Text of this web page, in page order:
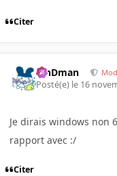
Citer
RinDman
Posté(e) le 16
Je dirais windows non
rapport avec :/
Citer